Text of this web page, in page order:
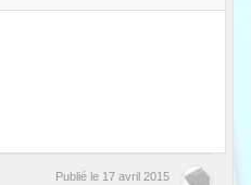
Publié le 17 avril 2015